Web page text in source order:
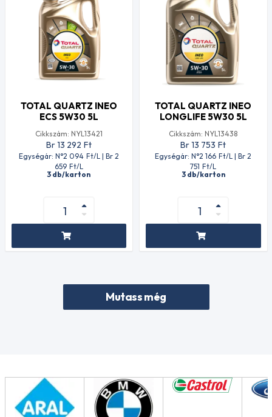
TOTAL QUARTZ INEO
ECS 5W30 5L
Cikkszám: NYL13421
Br 13 292 Ft
Egységár: N°2 094 Ft/L | Br 2
659 Ft/L
3 db/karton
TOTAL QUARTZ INEO
LONGLIFE 5W30 5L
Cikkszám: NYL13438
Br 13 753 Ft
Egységár: N°2 166 Ft/L | Br 2
751 Ft/L
3 db/karton
Mutass még